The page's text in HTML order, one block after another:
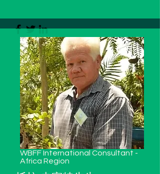
WBFF International Consultant -
Africa Region